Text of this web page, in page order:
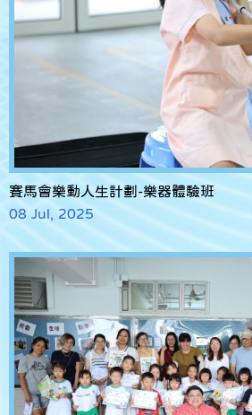
賽馬會樂動人生計劃-樂器體驗班
08 Jul, 2025